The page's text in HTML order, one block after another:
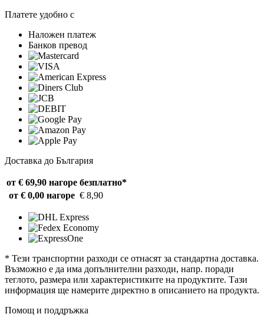
Платете удобно с
Наложен платеж
Банков превод
Доставка до България
от € 69,90 нагоре безплатно*
от € 0,00 нагоре € 8,90
* Тези транспортни разходи се отнасят за стандартна доставка.
Възможно е да има допълнителни разходи, напр. поради
теглото, размера или характеристиките на продуктите. Тази
информация ще намерите директно в описанието на продукта.
Помощ и поддръжка